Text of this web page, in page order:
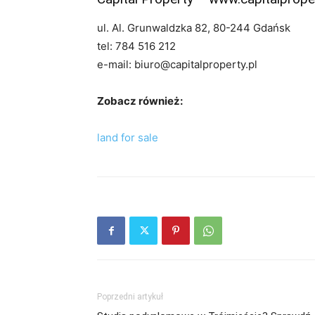
ul. Al. Grunwaldzka 82, 80-244 Gdańsk
tel: 784 516 212
e-mail: biuro@capitalproperty.pl
Zobacz również:
land for sale
Poprzedni artykuł